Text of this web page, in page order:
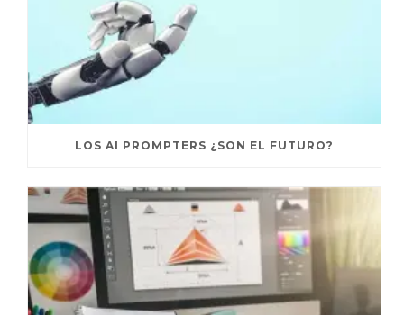
LOS AI PROMPTERS ¿SON EL FUTURO?